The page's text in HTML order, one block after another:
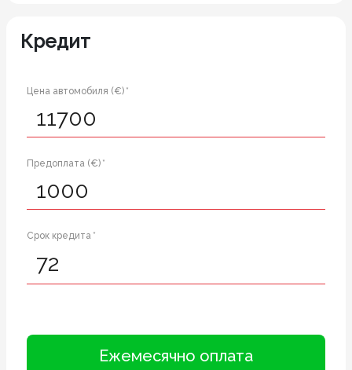
Кредит
Цена автомобиля (€) *
Предоплата (€) *
Срок кредита *
Ежемесячно оплата